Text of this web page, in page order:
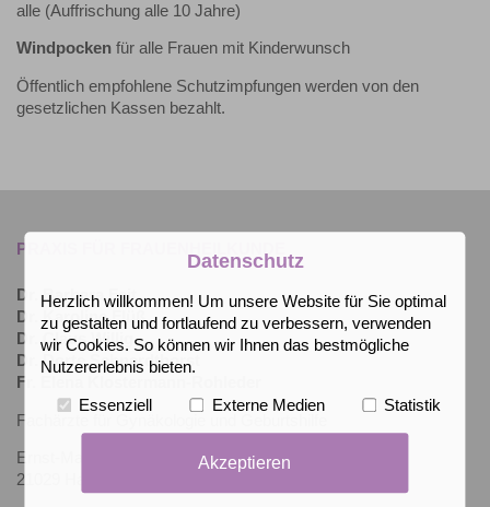
alle (Auffrischung alle 10 Jahre)
Windpocken für alle Frauen mit Kinderwunsch
Öffentlich empfohlene Schutzimpfungen werden von den
gesetzlichen Kassen bezahlt.
PRAXIS FÜR FRAUENHEILKUNDE
Dr. Barbara Feit
Dr. Karoline Flüß
Dr. Claus Willig
Dr. Dorte Schnardthorst
Fr. Elena Klostermann-Rohleder
Fachärzte für Gynäkologie und Geburtshilfe
Ernst-Mantius-Straße 1
21029 Hamburg - Bergedorf
Datenschutz
Herzlich willkommen! Um unsere Website für Sie optimal
zu gestalten und fortlaufend zu verbessern, verwenden
wir Cookies. So können wir Ihnen das bestmögliche
Nutzererlebnis bieten.
Essenziell Externe Medien Statistik
Akzeptieren